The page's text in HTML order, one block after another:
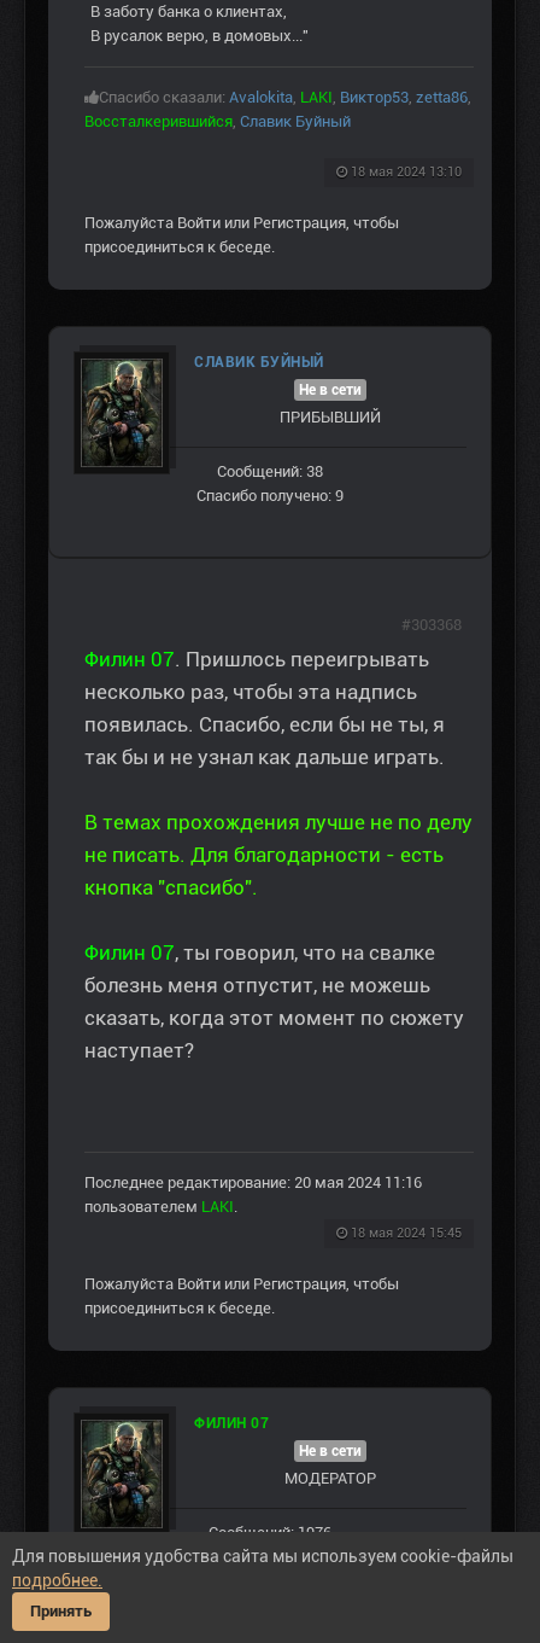
В заботу банка о клиентах,
В русалок верю, в домовых..."
Спасибо сказали: Avalokita LAKI Виктор53 zetta86
Воссталкерившийся Славик Буйный
18 мая 2024 13:10
Пожалуйста Войти или Регистрация , чтобы
присоединиться к беседе.
СЛАВИК БУЙНЫЙ
Не в сети
ПРИБЫВШИЙ
Сообщений: 38
Спасибо получено: 9
Филин 07. Пришлось переигрывать
несколько раз, чтобы эта надпись
появилась. Спасибо, если бы не ты, я
так бы и не узнал как дальше играть.
В темах прохождения лучше не по делу
не писать. Для благодарности - есть
кнопка "спасибо".
Филин 07, ты говорил, что на свалке
болезнь меня отпустит, не можешь
сказать, когда этот момент по сюжету
наступает?
Последнее редактирование: 20 мая 2024 11:16
пользователем LAKI
18 мая 2024 15:45
#303368
Пожалуйста Войти или Регистрация , чтобы
присоединиться к беседе.
ФИЛИН 07
Не в сети
МОДЕРАТОР
Сообщений: 1976
Спасибо получено: 15078
Для повышения удобства сайта мы используем cookie-файлы
подробнее.
Принять